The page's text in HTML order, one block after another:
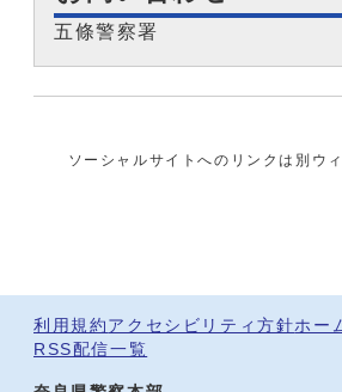
五條警察署
ソーシャルサイトへのリンクは別ウ
利用規約 アクセシビリティ方針ホー
RSS配信一覧